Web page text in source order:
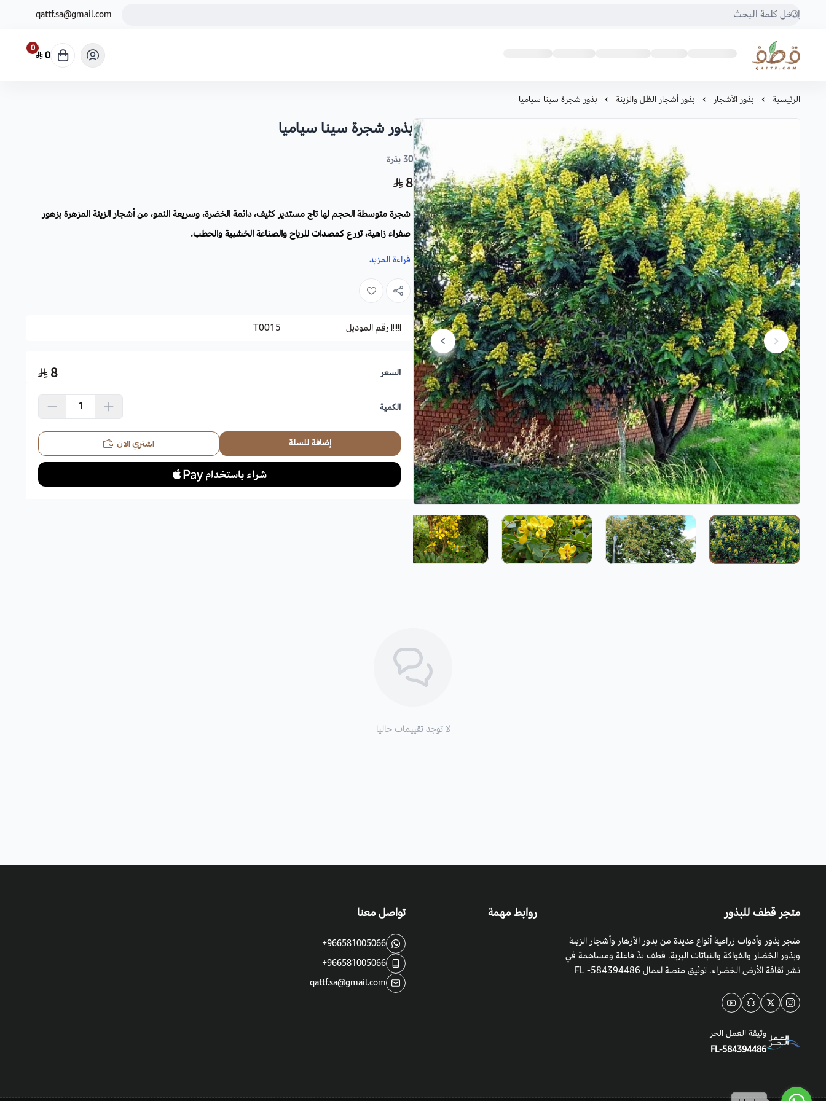
qattf.sa@gmail.com
متجر قطف للبذور
0
0
الرئيسية بذور الأشجار بذور أشجار الظل والزينة بذور شجرة سينا سياميا
بذور شجرة سينا سياميا
30 بذرة
8
شجرة متوسطة الحجم لها تاج مستدير كثيف، دائمة الخضرة، وسريعة النمو، من أشجار الزينة المزهرة بزهور
صفراء زاهية، تزرع كمصدات للرياح والصناعة الخشبية والحطب.
أسماء أخرى: كاسيا صفراء، خشب الحديد لقوة ومتانة أخشابها، سينا سيامي، خشب الدراج، كاسيا سيامي،
الموطن الأصلي:أسيا
التربة والسماد:
التكاثر:بالبذور
موعد الزراعة:يفضل زراعتها في الأوقات الدافئة والمعتدلة خلال العام كاملاً.
الأزهار والأوراق
: الأزهار منتصبة خماسية صفراء زاهية اللون، لها أوراق متبادلة مركبة منشورات بلون أخضر
داكن.
الارتفاع: قد تصل إلى 10 متر.
قراءة المزيد
رقم الموديل T0015
السعر 8
الكمية
إضافة للسلة اشتري الآن
لا توجد تقييمات حاليا
متجر قطف للبذور
متجر بذور وأدوات زراعية أنواع عديدة من بذور الأزهار وأشجار الزينة
وبذور الخضار والفواكة والنباتات البرية. قطف يدٌ فاعلة ومساهمة في
نشر ثقافة الأرض الخضراء. توثيق منصة اعمال 584394486- FL
وثيقة العمل الحر
FL-584394486
روابط مهمة تواصل معنا
+966581005066
+966581005066
qattf.sa@gmail.com